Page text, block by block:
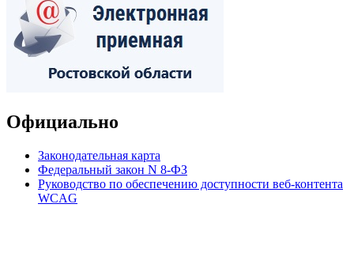
Официально
Законодательная карта
Федеральный закон N 8-ФЗ
Руководство по обеспечению доступности веб-контента
WCAG